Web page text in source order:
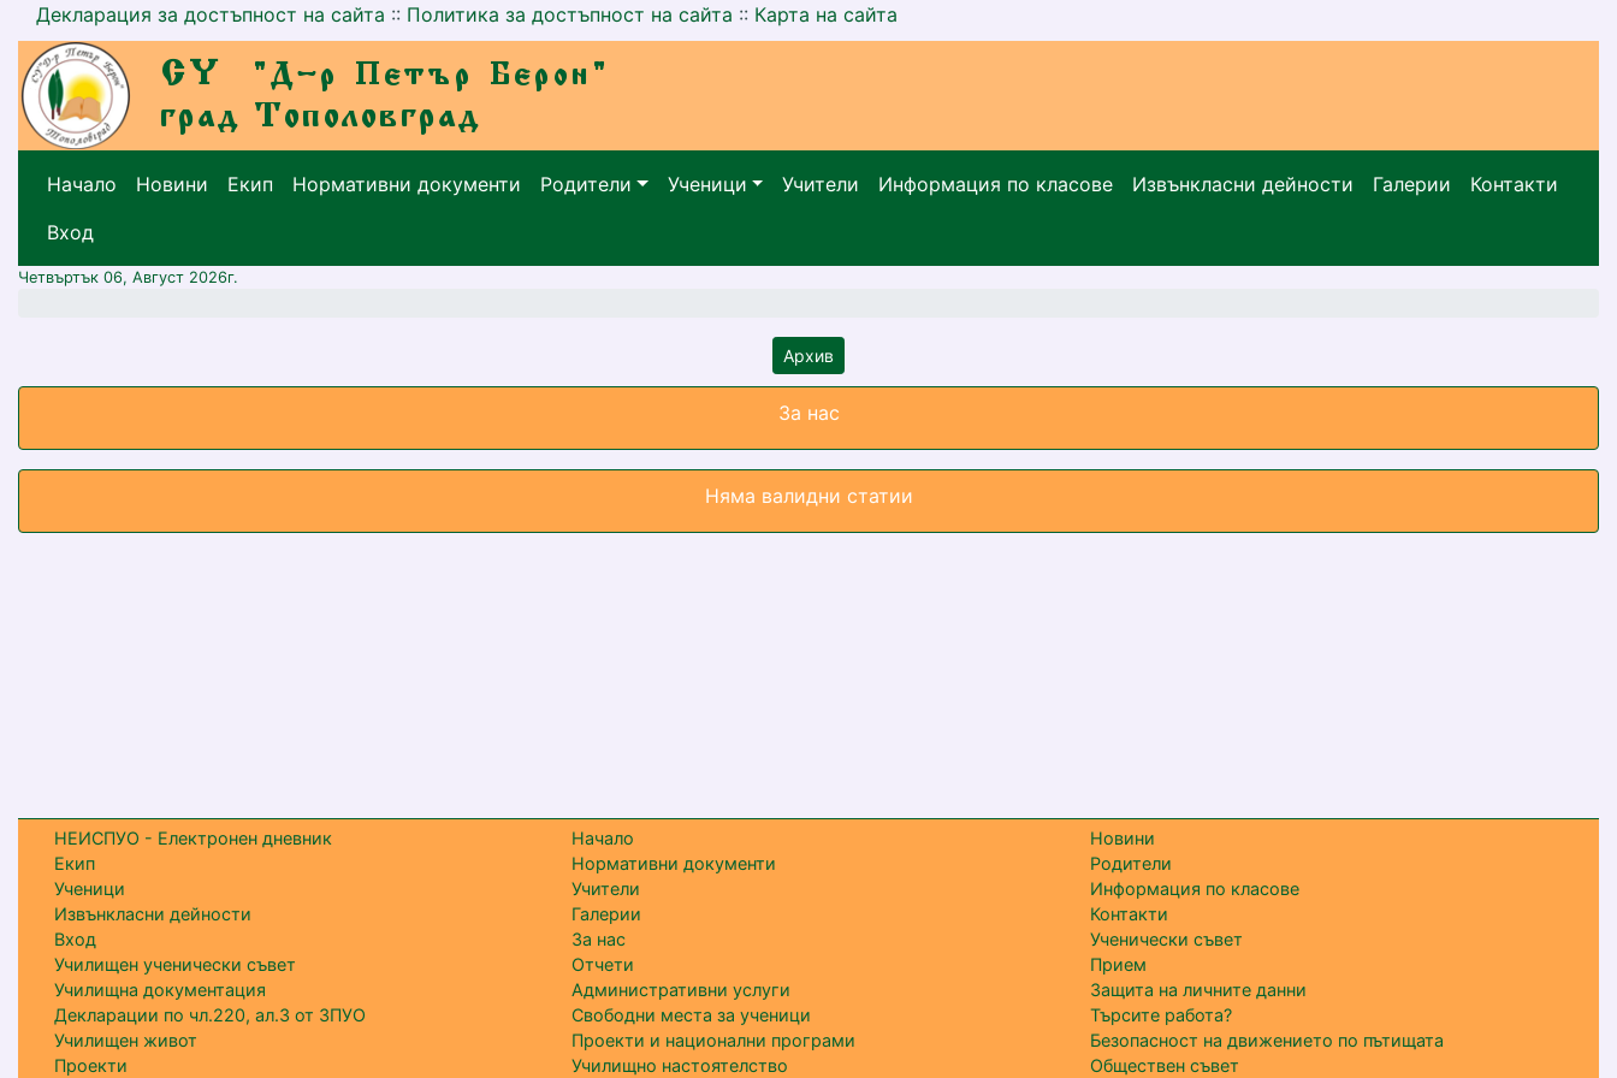
Декларация за достъпност на сайта :: Политика за достъпност на сайта :: Карта на сайта
меню горно
Начало Новини Екип Нормативни документи Родители Ученици Учители Информация по класове Извънкласни дейности Галерии
Контакти
Вход
Четвъртък 06, Август 2026г.
Архив
За нас
Няма валидни статии
НЕИСПУО - Електронен дневник Начало
Новини
Екип
Нормативни документи
Родители
Ученици
Учители
Информация по класове
Извънкласни дейности
Галерии
Контакти
Вход
За нас
Ученически съвет
Училищен ученически съвет
Отчети
Прием
Училищна документация
Административни услуги
Защита на личните данни
Декларации по чл.220, ал.3 от ЗПУО
Свободни места за ученици
Търсите работа?
Училищен живот
Проекти и национални програми
Безопасност на движението по пътищата
Проекти
Училищно настоятелство Обществен съвет